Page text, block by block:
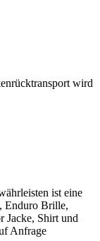
wird
ist eine
Enduro Brille,
Jacke, Shirt und
Anfrage